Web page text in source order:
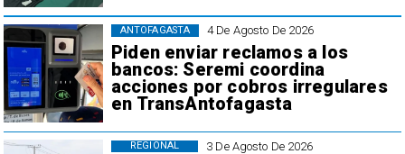
4 De Agosto De 2026
Piden enviar reclamos a los
bancos: Seremi coordina
acciones por cobros irregulares
en TransAntofagasta
ANTOFAGASTA
3 De Agosto De 2026
REGIONAL